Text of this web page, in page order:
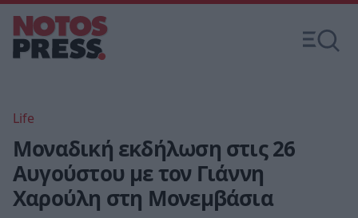
Life
Μοναδική εκδήλωση στις 26
Αυγούστου με τον Γιάννη
Χαρούλη στη Μονεμβάσια